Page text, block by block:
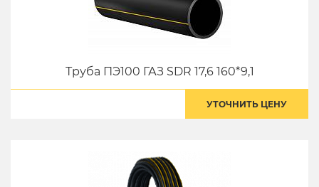
Труба ПЭ100 ГАЗ SDR 17,6 160*9,1
УТОЧНИТЬ ЦЕНУ